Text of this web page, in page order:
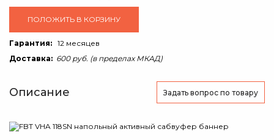
ПОЛОЖИТЬ В КОРЗИНУ
Гарантия: 12 месяцев
Доставка: 600 руб. (в пределах МКАД)
Описание Задать вопрос по товару